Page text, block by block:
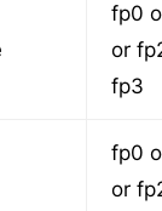
fp0
or
fp3
fp0
or